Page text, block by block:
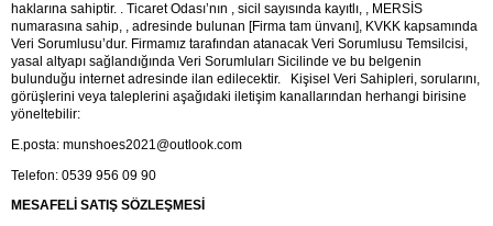
haklarına sahiptir. . Ticaret Odası’nın , sicil sayısında kayıtlı, , MERSİS
numarasına sahip, , adresinde bulunan [Firma tam ünvanı], KVKK kapsamında
Veri Sorumlusu’dur. Firmamız tarafından atanacak Veri Sorumlusu Temsilcisi,
yasal altyapı sağlandığında Veri Sorumluları Sicilinde ve bu belgenin
bulunduğu internet adresinde ilan edilecektir.   Kişisel Veri Sahipleri, sorularını,
görüşlerini veya taleplerini aşağıdaki iletişim kanallarından herhangi birisine
yöneltebilir:
E.posta: munshoes2021@outlook.com
Telefon: 0539 956 09 90
MESAFELİ SATIŞ SÖZLEŞMESİ